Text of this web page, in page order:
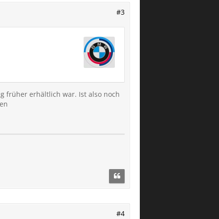
#3
früher erhältlich war. Ist also noch
#4